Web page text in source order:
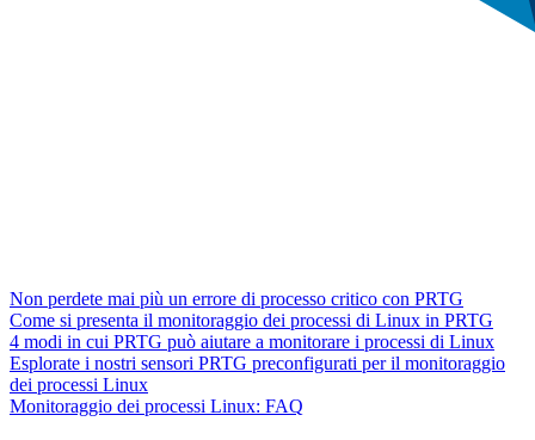
Non perdete mai più un errore di processo critico con PRTG
Come si presenta il monitoraggio dei processi di Linux in PRTG
4 modi in cui PRTG può aiutare a monitorare i processi di Linux
Esplorate i nostri sensori PRTG preconfigurati per il monitoraggio
dei processi Linux
Monitoraggio dei processi Linux: FAQ